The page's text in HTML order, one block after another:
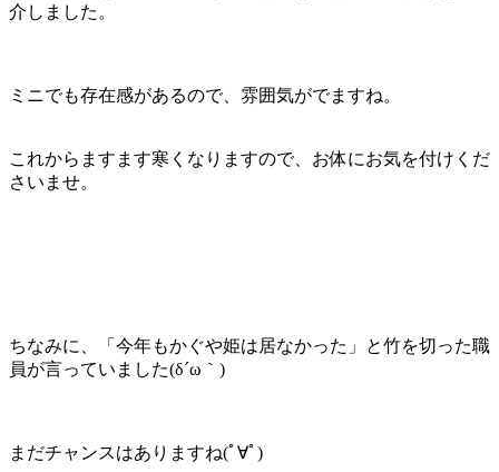
介しました。
ミニでも存在感があるので、雰囲気がでますね。
これからますます寒くなりますので、お体にお気を付けくだ
さいませ。
ちなみに、「今年もかぐや姫は居なかった」と竹を切った職
員が言っていました(δ´ω｀)
まだチャンスはありますね(ﾟ∀ﾟ)